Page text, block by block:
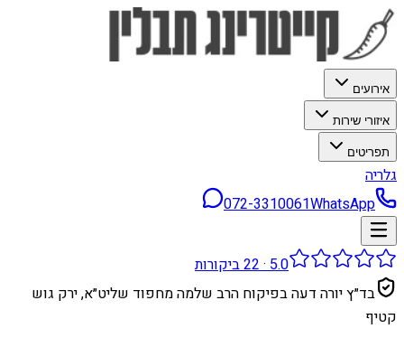
אירועים
איזורי שירות
תפריטים
גלריה
072-3310061WhatsApp
5.0
·
22ביקורות
בד״ץ יורה דעה בפיקוח הרב שלמה מחפוד שליט״א, ירק גוש
קטיף